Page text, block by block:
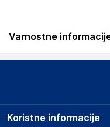
Varnostne
Da se izognete
Koristne informacije